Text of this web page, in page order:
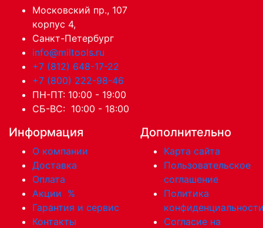
Московский пр., 107
корпус 4,
Санкт-Петербург
info@miltools.ru
+7 (812) 648-17-22
+7 (800) 222-98-46
ПН-ПТ: 10:00 - 19:00
СБ-ВС: 10:00 - 18:00
Информация
О компании
Доставка
Оплата
Акции %
Гарантия и сервис
Контакты
Дополнительно
Карта сайта
Пользовательское
соглашение
Политика
Согласие на